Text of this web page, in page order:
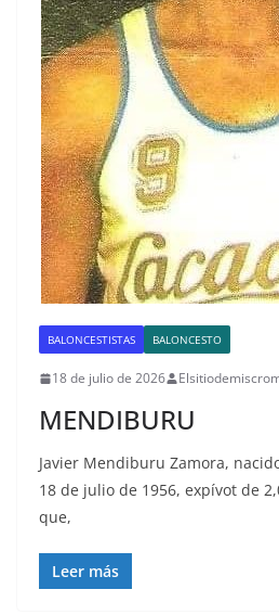
BALONCESTISTAS BALONCESTO
18 de julio de 2026
MENDIBURU
Javier Mendiburu Zamora,
18 de julio de 1956, expívot de
que,
Leer más